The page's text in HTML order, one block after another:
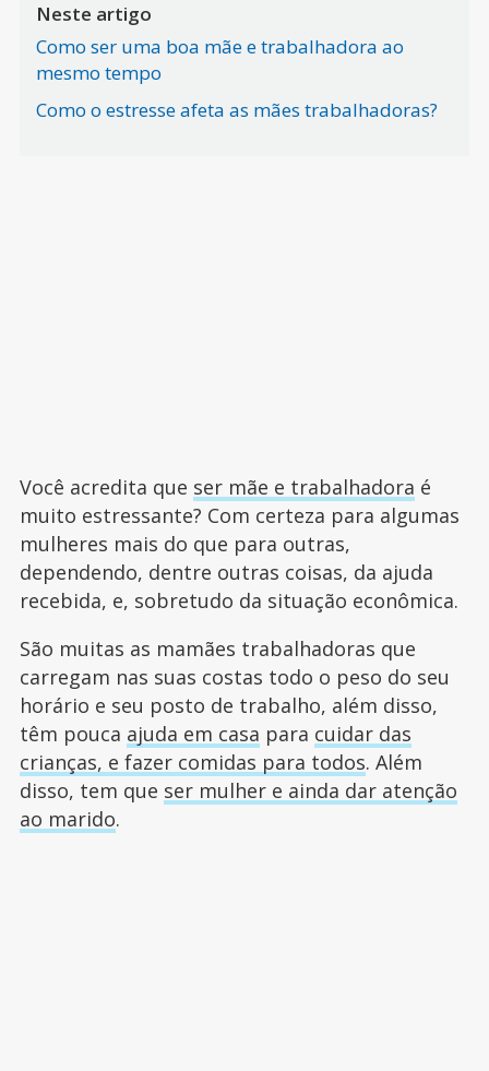
Neste artigo
Como ser uma boa mãe e trabalhadora ao
mesmo tempo
Como o estresse afeta as mães trabalhadoras?
Você acredita que ser mãe e trabalhadora é
muito estressante? Com certeza para algumas
mulheres mais do que para outras,
dependendo, dentre outras coisas, da ajuda
recebida, e, sobretudo da situação econômica.
São muitas as mamães trabalhadoras que
carregam nas suas costas todo o peso do seu
horário e seu posto de trabalho, além disso,
têm pouca ajuda em casa para cuidar das
crianças, e fazer comidas para todos. Além
disso, tem que ser mulher e ainda dar atenção
ao marido.